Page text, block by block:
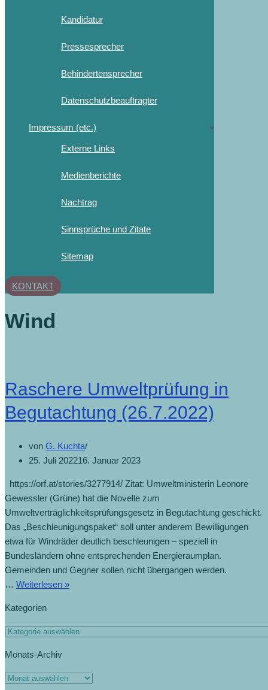
Kandidatur
Pressesprecher
Behindertensprecher
Datenschutzbeauftragter
Impressum (etc.)
Externe Links
Medienberichte
Nachtrag
Sinnsprüche und Zitate
Sitemap
KONTAKT
Wind
Raschere Umweltprüfung in
Begutachtung (26.7.2022)
von G. Kuchta
25. Juli 202216. Januar 2023
https://orf.at/stories/3277914/ Zitat: Umweltministerin Leonore
Gewessler (Grüne) hat die Novelle zum
Umweltverträglichkeitsprüfungsgesetz in Begutachtung geschickt.
Das „Beschleunigungspaket“ soll unter anderem Bewilligungen
etwa für Windräder deutlich beschleunigen – speziell in
Bundesländern ohne entsprechenden Energieraumplan.
Gemeinden und Gegner sollen nicht übergangen werden.
… Weiterlesen »
Kategorien
Monats-Archiv